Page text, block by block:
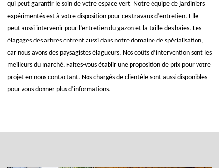
qui peut garantir le soin de votre espace vert. Notre équipe de jardiniers
expérimentés est à votre disposition pour ces travaux d’entretien. Elle
peut aussi intervenir pour l’entretien du gazon et la taille des haies. Les
élagages des arbres entrent aussi dans notre domaine de spécialisation,
car nous avons des paysagistes élagueurs. Nos coûts d’intervention sont les
meilleurs du marché. Faites-vous établir une proposition de prix pour votre
projet en nous contactant. Nos chargés de clientèle sont aussi disponibles
pour vous donner plus d’informations.